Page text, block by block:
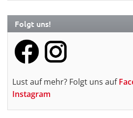
Folgt uns!
Lust auf mehr? Folgt uns auf
Instagram